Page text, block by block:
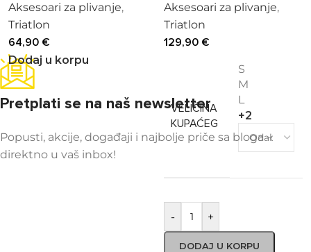
Aksesoari za plivanje,
Triatlon
64,90 €
Dodaj u korpu
Aksesoari za plivanje,
Triatlon
129,90 €
VELIČINA
KUPAĆEG
S
M
L
+2
- +
DODAJ U KORPU
Pretplati se na naš newsletter
Popusti, akcije, događaji i najbolje priče sa bloga –
direktno u vaš inbox!